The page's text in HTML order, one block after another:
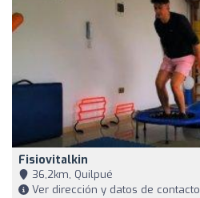
Fisiovitalkin
36,2km, Quilpué
Ver dirección y datos de contacto